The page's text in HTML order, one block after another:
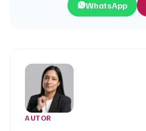
WhatsApp
AUTOR